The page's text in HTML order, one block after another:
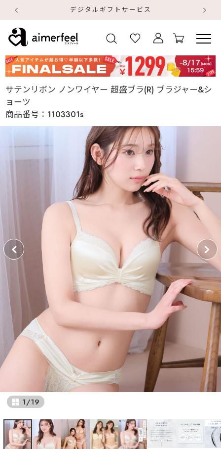
デジタルギフトサービス
サテンリボン ノンワイヤー 超盛ブラ(R) ブラジャー&シ
ョーツ
商品番号： 1103301s
1/19